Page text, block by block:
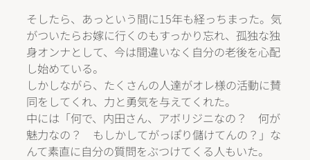
そしたら、あっという間に15年も経っちまった。気
がついたらお嫁に行くのもすっかり忘れ、孤独な独
身オンナとして、今は間違いなく自分の老後を心配
し始めている。
しかしながら、たくさんの人達がオレ様の活動に賛
同をしてくれ、力と勇気を与えてくれた。
中には「何で、内田さん、アボリジニなの？ 何が
魅力なの？ もしかしてがっぽり儲けてんの？」な
んて素直に自分の質問をぶつけてくる人もいた。